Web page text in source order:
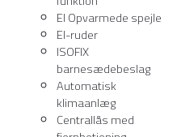
El Opvarmede spejle
El-ruder
ISOFIX
barnesædebeslag
Automatisk
klimaanlæg
Centrallås med